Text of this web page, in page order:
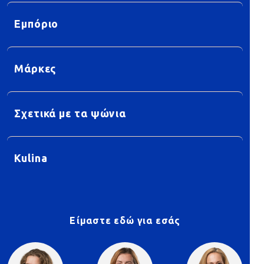
Εμπόριο
Μάρκες
Σχετικά με τα ψώνια
Kulina
Είμαστε εδώ για εσάς